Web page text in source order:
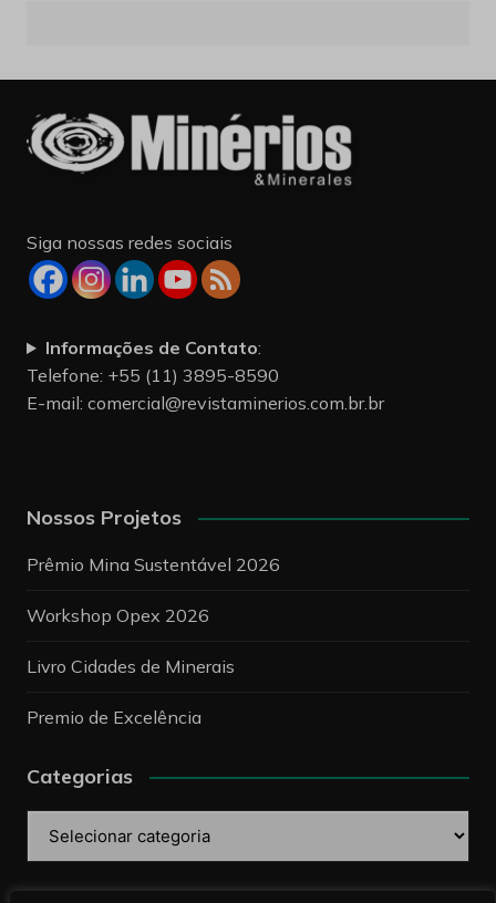
Siga nossas redes sociais
Informações de Contato:
Telefone: +55 (11) 3895-8590
E-mail: comercial@revistaminerios.com.br.br
Nossos Projetos
Prêmio Mina Sustentável 2026
Workshop Opex 2026
Livro Cidades de Minerais
Premio de Excelência
Categorias